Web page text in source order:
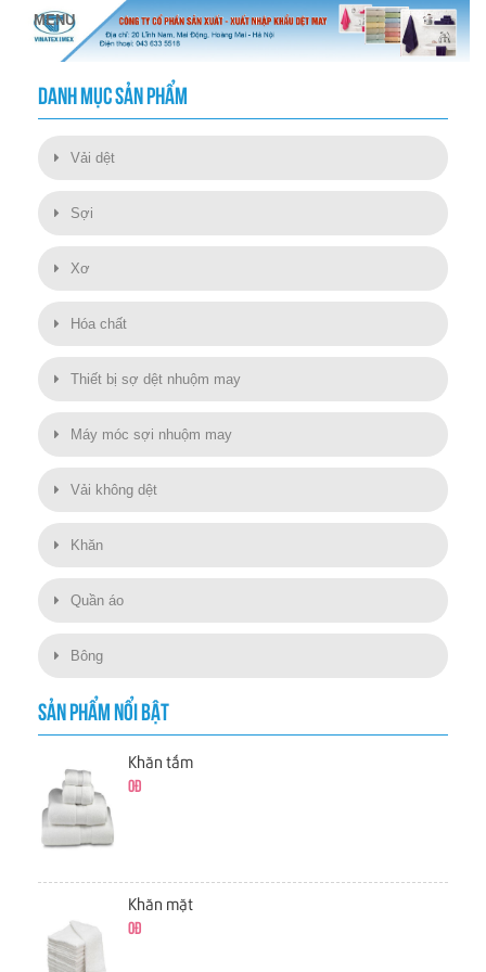
DANH MỤC SẢN PHẨM
Vải dệt
Sợi
Xơ
Hóa chất
Thiết bị sợ dệt nhuộm may
Máy móc sợi nhuộm may
Vải không dệt
Khăn
Quần áo
Bông
SẢN PHẨM NỔI BẬT
Khăn tắm
0đ
Khăn mặt
0đ